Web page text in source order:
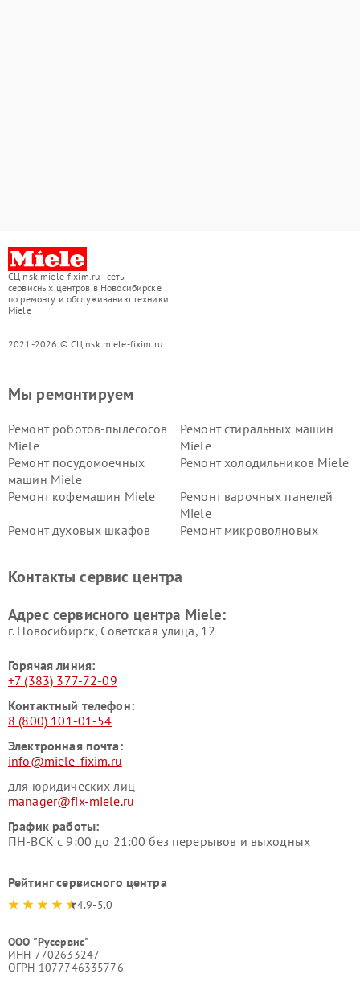
СЦ nsk.miele-fixim.ru - сеть
сервисных центров в Новосибирске
по ремонту и обслуживанию техники
Miele
2021-2026 © СЦ nsk.miele-fixim.ru
Мы ремонтируем
Ремонт роботов-пылесосов
Miele
Ремонт стиральных машин
Miele
Ремонт посудомоечных
машин Miele
Ремонт холодильников Miele
Ремонт кофемашин Miele
Ремонт варочных панелей
Miele
Ремонт духовых шкафов
Ремонт микроволновых
Miele
Miele
пылесосов Miele
Контакты сервис центра
Адрес сервисного центра Miele:
г. Новосибирск, Советская улица, 12
Горячая линия:
+7 (383) 377-72-09
Контактный телефон:
8 (800) 101-01-54
Электронная почта:
info@miele-fixim.ru
для юридических лиц
manager@fix-miele.ru
График работы:
ПН-ВСК с 9:00 до 21:00 без перерывов и выходных
Рейтинг сервисного центра
4.9-5.0
ООО "Русервис"
ИНН 7702633247
ОГРН 1077746335776